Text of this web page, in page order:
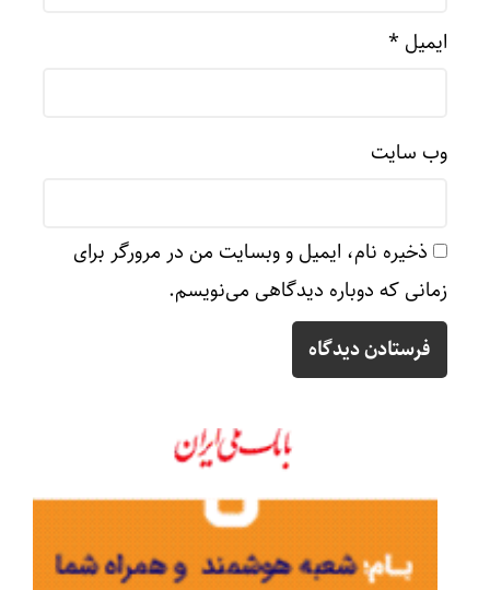
ایمیل *
وب‌ سایت
ذخیره نام، ایمیل و وبسایت من در مرورگر برای
زمانی که دوباره دیدگاهی می‌نویسم.